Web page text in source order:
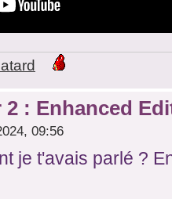
: Enhanced
09:56
je t'avais parlé ?